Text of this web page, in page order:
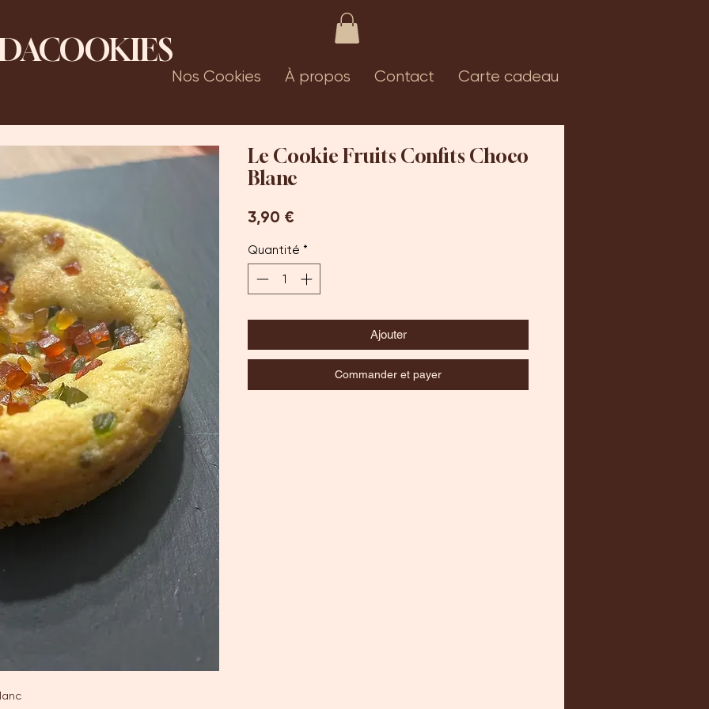
Nos Cookies À propos Contact Carte cadeau
Le Cookie Fruits Confits Choco
Blanc
3,90 €
Quantité *
Ajouter
Commander et payer